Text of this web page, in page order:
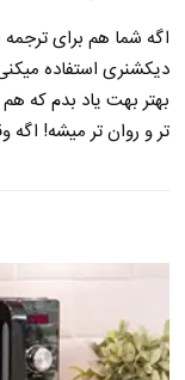
اگه شما هم برای
دیکشنری استفاده
بهتر بهت یاد بدم که
تر و روان تر میشه!